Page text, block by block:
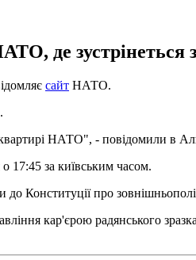
де зустрінеться
сайт НАТО.
НАТО", - повідомили в
17:45 за київським часом.
до Конституції про
кар'єрою радянського